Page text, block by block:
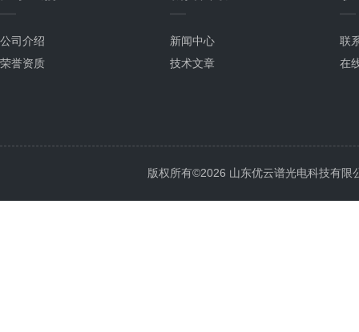
公司介绍
荣誉资质
新闻中心
技术文章
联
在
版权所有©2026 山东优云谱光电科技有